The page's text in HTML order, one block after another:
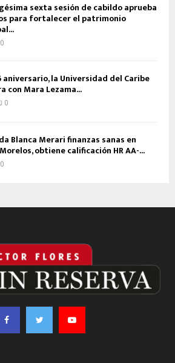
sexta sesión de cabildo aprueba
para fortalecer el patrimonio
0
aniversario, la Universidad del Caribe
con Mara Lezama...
0
Blanca Merari finanzas sanas en
obtiene calificación HR AA-...
0